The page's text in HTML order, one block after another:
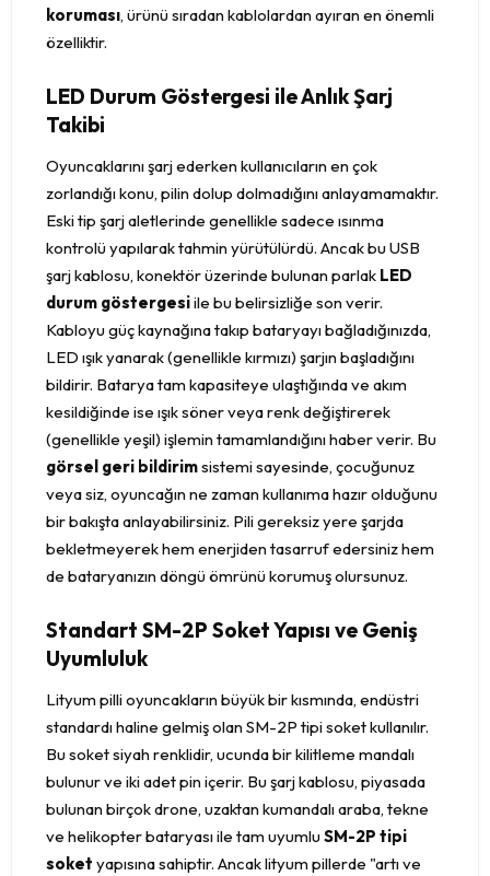
koruması, ürünü sıradan kablolardan ayıran en önemli
özelliktir.
LED Durum Göstergesi ile Anlık Şarj
Takibi
Oyuncaklarını şarj ederken kullanıcıların en çok
zorlandığı konu, pilin dolup dolmadığını anlayamamaktır.
Eski tip şarj aletlerinde genellikle sadece ısınma
kontrolü yapılarak tahmin yürütülürdü. Ancak bu USB
şarj kablosu, konektör üzerinde bulunan parlak LED
durum göstergesiile bu belirsizliğe son verir.
Kabloyu güç kaynağına takıp bataryayı bağladığınızda,
LED ışık yanarak (genellikle kırmızı) şarjın başladığını
bildirir. Batarya tam kapasiteye ulaştığında ve akım
kesildiğinde ise ışık söner veya renk değiştirerek
(genellikle yeşil) işlemin tamamlandığını haber verir. Bu
görsel geri bildirimsistemi sayesinde, çocuğunuz
veya siz, oyuncağın ne zaman kullanıma hazır olduğunu
bir bakışta anlayabilirsiniz. Pili gereksiz yere şarjda
bekletmeyerek hem enerjiden tasarruf edersiniz hem
de bataryanızın döngü ömrünü korumuş olursunuz.
Standart SM-2P Soket Yapısı ve Geniş
Uyumluluk
Lityum pilli oyuncakların büyük bir kısmında, endüstri
standardı haline gelmiş olan SM-2P tipi soket kullanılır.
Bu soket siyah renklidir, ucunda bir kilitleme mandalı
bulunur ve iki adet pin içerir. Bu şarj kablosu, piyasada
bulunan birçok drone, uzaktan kumandalı araba, tekne
ve helikopter bataryası ile tam uyumlu SM-2P tipi
soket yapısına sahiptir. Ancak lityum pillerde "artı ve